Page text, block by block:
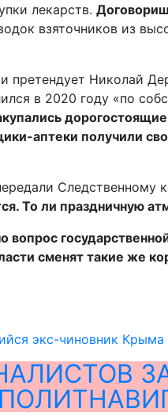
лекарств.
взяточников из
претендует Николай
в 2020 году «по
аптеки получили
Следственному
То ли праздничную
вопрос
сменят такие же
экс-чиновник